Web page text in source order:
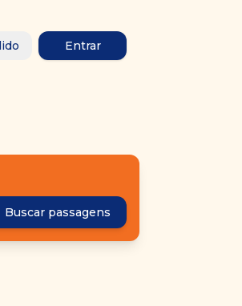
Entrar
Buscar passagens